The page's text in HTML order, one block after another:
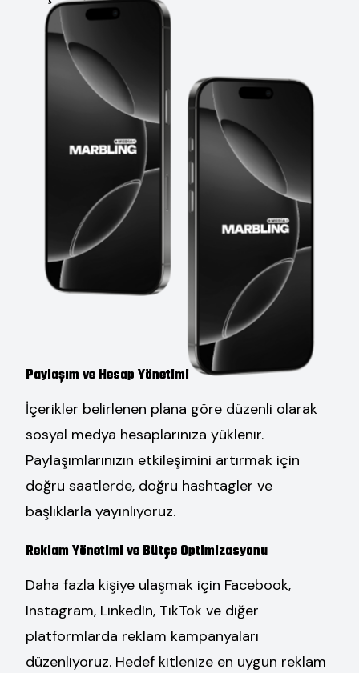
Paylaşım ve Hesap Yönetimi
İçerikler belirlenen plana göre düzenli olarak
sosyal medya hesaplarınıza yüklenir.
Paylaşımlarınızın etkileşimini artırmak için
doğru saatlerde, doğru hashtagler ve
başlıklarla yayınlıyoruz.
Reklam Yönetimi ve Bütçe Optimizasyonu
Daha fazla kişiye ulaşmak için Facebook,
Instagram, LinkedIn, TikTok ve diğer
platformlarda reklam kampanyaları
düzenliyoruz. Hedef kitlenize en uygun reklam